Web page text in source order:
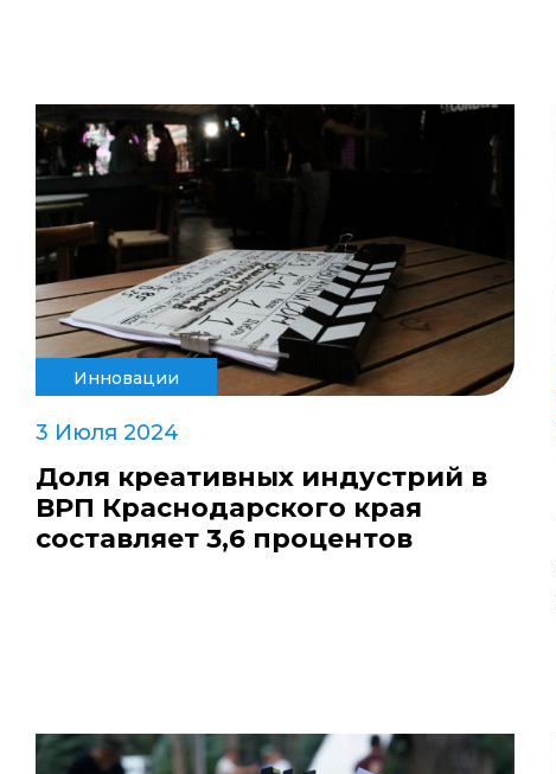
Инновации
3 Июля 2024
Доля креативных индустрий в
ВРП Краснодарского края
составляет 3,6 процентов